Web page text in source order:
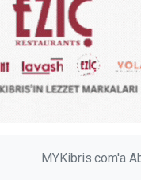
MYKibris.com'a